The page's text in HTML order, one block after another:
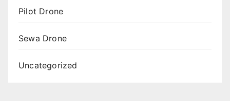
Pilot Drone
Sewa Drone
Uncategorized